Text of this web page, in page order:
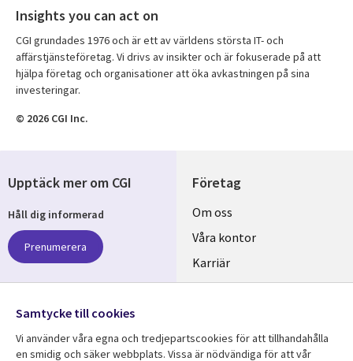
Insights you can act on
CGI grundades 1976 och är ett av världens största IT- och
affärstjänsteföretag. Vi drivs av insikter och är fokuserade på att
hjälpa företag och organisationer att öka avkastningen på sina
investeringar.
© 2026 CGI Inc.
Företag
Useful
links
SWEDEN
Om oss
Våra kontor
Karriär
Hållbarhet
Upptäck mer om CGI
Håll dig informerad
Prenumerera
Följ oss
Social
Samtycke till cookies
Vi använder våra egna och tredjepartscookies för att tillhandahålla
en smidig och säker webbplats. Vissa är nödvändiga för att vår